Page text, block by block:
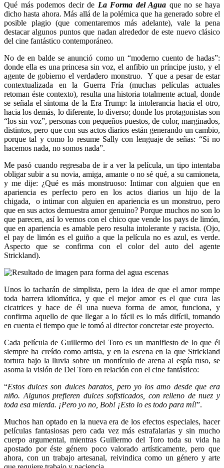
Qué más podemos decir de La Forma del Agua que no se haya
dicho hasta ahora. Más allá de la polémica que ha generado sobre el
posible plagio (que comentaremos más adelante), vale la pena
destacar algunos puntos que nadan alrededor de este nuevo clásico
del cine fantástico contemporáneo.
No de en balde se anunció como un “moderno cuento de hadas”:
donde ella es una princesa sin voz, el anfibio un príncipe justo, y el
agente de gobierno el verdadero monstruo. Y que a pesar de estar
contextualizada en la Guerra Fría (muchas películas actuales
retoman éste contexto), resulta una historia totalmente actual, donde
se señala el síntoma de la Era Trump: la intolerancia hacia el otro,
hacia los demás, lo diferente, lo diverso; donde los protagonistas son
“los sin voz”, personas con pequeños puestos, de color, marginados,
distintos, pero que con sus actos diarios están generando un cambio,
porque tal y como lo resume Sally con lenguaje de señas: “Si no
hacemos nada, no somos nada”.
Me pasó cuando regresaba de ir a ver la película, un tipo intentaba
obligar subir a su novia, amiga, amante o no sé qué, a su camioneta,
y me dije: ¿Qué es más monstruoso: Intimar con alguien que en
apariencia es perfecto pero en los actos diarios un hijo de la
chigada, o intimar con alguien en apariencia es un monstruo, pero
que en sus actos demuestra amor genuino? Porque muchos no son lo
que parecen, así lo vemos con el chico que vende los pays de limón,
que en apariencia es amable pero resulta intolerante y racista. (Ojo,
el pay de limón es el guiño a que la película no es azul, es verde.
Aspecto que se confirma con el color del auto del agente
Strickland).
Unos lo tacharán de simplista, pero la idea de que el amor rompe
toda barrera idiomática, y que el mejor amor es el que cura las
cicatrices y hace de él una nueva forma de amor, funciona, y
confirma aquello de que llegar a lo fácil es lo más difícil, tomando
en cuenta el tiempo que le tomó al director concretar este proyecto.
Cada película de Guillermo del Toro es un manifiesto de lo que él
siempre ha creído como artista, y en la escena en la que Strickland
tortura bajo la lluvia sobre un montículo de arena al espía ruso, se
asoma la visión de Del Toro en relación con el cine fantástico:
“Estos dulces son dulces baratos, pero yo los amo desde que era
niño. Algunos prefieren dulces sofisticados, con relleno de nuez y
toda esa mierda. ¡Pero yo no, Bob! ¡Esto lo es todo para mí!”.
Muchos han optado en la nueva era de los efectos especiales, hacer
películas fantasiosas pero cada vez más estrafalarias y sin mucho
cuerpo argumental, mientras Guillermo del Toro toda su vida ha
apostado por éste género poco valorado artísticamente, pero que
ahora, con un trabajo artesanal, reivindica como un género y arte